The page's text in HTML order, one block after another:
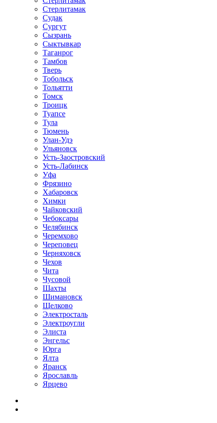
Стерлитамак
Судак
Сургут
Сызрань
Сыктывкар
Таганрог
Тамбов
Тверь
Тобольск
Тольятти
Томск
Троицк
Туапсе
Тула
Тюмень
Улан-Удэ
Ульяновск
Усть-Заостровский
Усть-Лабинск
Уфа
Фрязино
Хабаровск
Химки
Чайковский
Чебоксары
Челябинск
Черемхово
Череповец
Черняховск
Чехов
Чита
Чусовой
Шахты
Шимановск
Щелково
Электросталь
Электроугли
Элиста
Энгельс
Юрга
Ялта
Яранск
Ярославль
Ярцево